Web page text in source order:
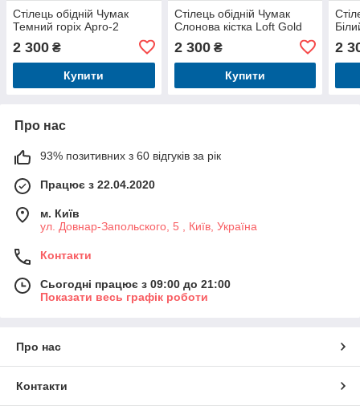
Стілець обідній Чумак
Темний горіх Apro-2
2 300 ₴
Купити
Стілець обідній Чумак
Слонова кістка Loft Gold
2 300₴
Купити
2
Про нас
93% позитивних з 60 відгуків за рік
Працює з 22.04.2020
м. Київ
ул. Довнар-Запольского, 5 , Київ, Україна
Контакти
Сьогодні працює з 09:00 до 21:00
Показати весь графік роботи
Про нас
Контакти